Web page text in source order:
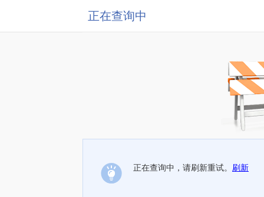
正在查询中
正在查询中，请刷新重试。 刷新